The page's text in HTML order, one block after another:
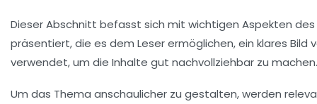
Dieser Abschnitt befasst sich mit wichtigen Aspekten des
präsentiert, die es dem Leser ermöglichen, ein klares
verwendet, um die Inhalte gut nachvollziehbar zu machen.
Um das Thema anschaulicher zu gestalten, werden